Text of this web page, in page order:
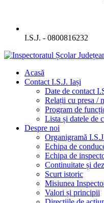
I.S.J. - 0800816232
Acasă
Contact I.S.J. Iași
Date de contact
Relații cu presa /
Program de
Lista și datele de
Despre noi
Organigramă
Echipa de
Echipa de
Continuitate și
Scurt istoric
Misiunea
Valori și principii